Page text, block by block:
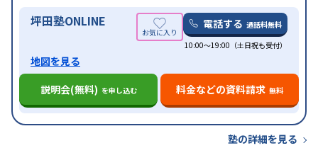
坪田塾ONLINE 電話する 通話料無料
10:00～19:00（土日祝も受付）
地図を見る
説明会(無料) を申し込む 料金などの資料請求 無料
塾の詳細を見る